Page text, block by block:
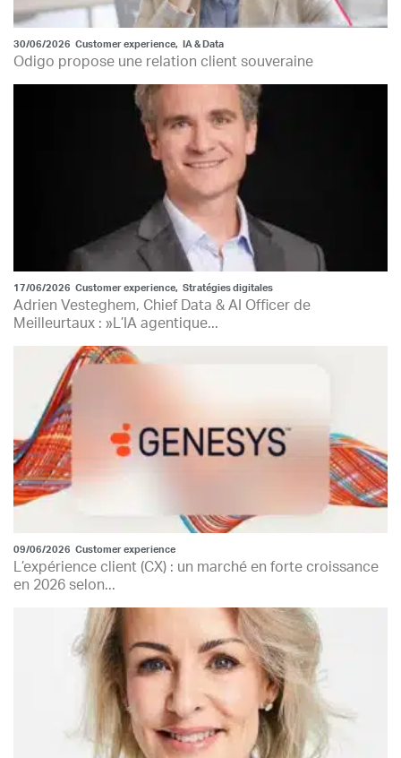
30/06/2026 Customer experience, IA & Data
Odigo propose une relation client souveraine
17/06/2026 Customer experience, Stratégies digitales
Adrien Vesteghem, Chief Data & AI Officer de
Meilleurtaux : »L’IA agentique...
09/06/2026 Customer experience
L’expérience client (CX) : un marché en forte croissance
en 2026 selon...